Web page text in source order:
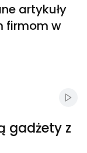
artykuły
firmom w
gadżety z